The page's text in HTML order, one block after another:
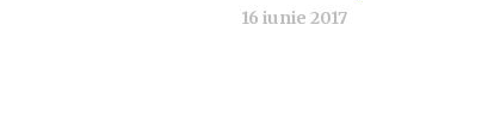
16 iunie 2017